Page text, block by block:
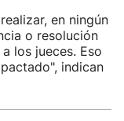
en ningún
o resolución
los jueces. Eso
indican